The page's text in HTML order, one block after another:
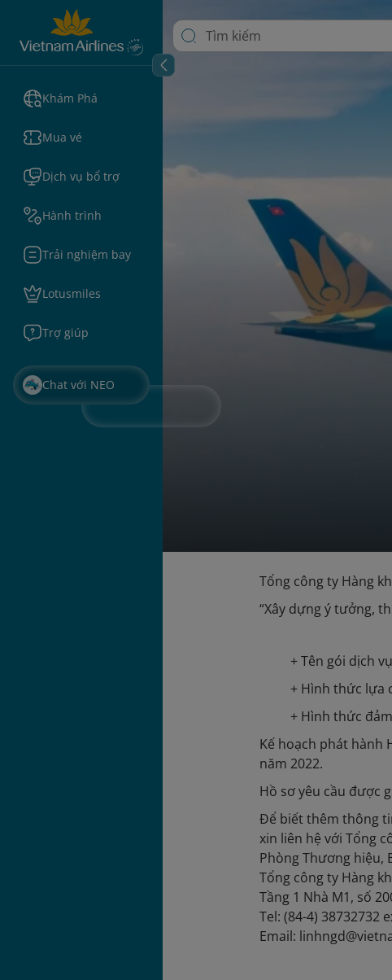
Khám Phá
Mua vé
Dịch vụ bổ trợ
Hành trình
Trải nghiệm bay
Lotusmiles
Trợ giúp
Chat với NEO
Tổng công ty Hàng
“Xây dựng ý tưởng,
+ Tên gói dịch
+ Hình thức lựa
+ Hình thức
Kế hoạch phát hành
năm 2022.
Hồ sơ yêu cầu được
Để biết thêm thông
xin liên hệ với Tổng
Phòng Thương hiệu,
Tổng công ty Hàng
Tầng 1 Nhà M1, số
Tel: (84-4) 38732732
Email: